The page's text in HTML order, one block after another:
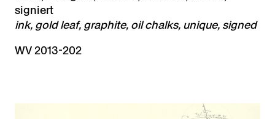
signiert
ink, gold leaf, graphite, oil chalks, unique, signed
WV 2013-202